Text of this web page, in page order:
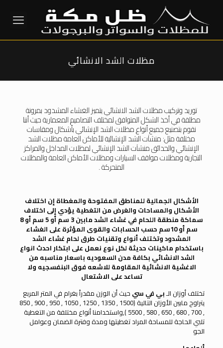
مظلات الشد الانشائي
توريد وتركيبمظلاتالشد الانشائي يتميز الغشاء المشدود بمرونة
مطلقة في أخذ الشكل المتوافق لمختلف التصاميم المعمارية حيث أننا
نقوم بتصنيع جميع أنواع مظلات الشد الإنشائي بأشكال ومقاسات
مختلفة مثل: منشآت الشد الإنشائية للأماكن العامةمظلات الشد
الإنشائيوالحدائق منشآت الشد الإنشائي لمظلات المداخل والمراكز
التجارية ومظلات مواقف السيارات ومظلات الأماكن العامة والمظلات
المتحركة .
الأشكال الجمالية للمناطق المفتوحة والمغطاة إن اختلاف
الأشكال والمساحات والغرض من التغطية يؤدي إلى اختلاف
سماكة منطقة اللحام في غشاء الشد مابين 3 سم أو 5 سم أو 8
سم أو 10سم حسب الحسابات والقوى المؤثرة على الغشاء
المشدود وتختلف أنواع وتقنيات طرق لحام غشاء الشد
باستخدام ماكينات حديثة لكل نوع نعمل على ابتكار احدث انواع
الشد الانشائي بكافة مدن السعوديه باسعار مناسبه من
الاغشية الانشائية المقاومة للاشعه فوق البنفسجيه ولا
تساعد على الاشتعال
تختلف أوزان الـبي في سي حيث أن الوزن مقدراً بغرام في المتر المربع
يتراوح مابين الأوزان التالية (1500 , 1350 , 1250 , 1050 , 950 , 900 , 850
, 700 , 680 , 650 , 580 , 5500 ),واستخدامنا أنواع مختلفة من التغطية
تلبي الحاجة للمساحة المراد تغطيتها ومدة وفترة الضمان وعوامل
الجو